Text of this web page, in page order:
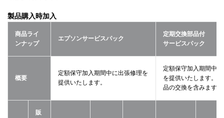
製品購入時加入
商品ライ
ンナップ
エプソンサービスパック
定期交換部品付
サービスパック
概要
定額保守加入期間中に出張修理を
提供いたします。
定額保守加入期間中
を提供いたします。
品の交換を含みます。
販